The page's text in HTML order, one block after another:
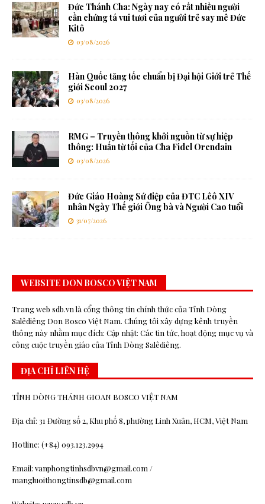
Đức Thánh Cha: Ngày nay có rất nhiều người
cần chứng tá vui tươi của người trẻ say mê Đức
Kitô
03/08/2026
Hàn Quốc tăng tốc chuẩn bị Đại hội Giới trẻ Thế
giới Seoul 2027
03/08/2026
RMG – Truyền thông khởi nguồn từ sự hiệp
thông: Huấn từ tối của Cha Fidel Orendain
03/08/2026
Đức Giáo Hoàng Sứ điệp của ĐTC Lêô XIV
nhân Ngày Thế giới Ông bà và Người Cao tuổi
31/07/2026
WEBSITE DON BOSCO VIỆT NAM
Trang web sdb.vn là cổng thông tin chính thức của Tỉnh Dòng
Salêdiêng Don Bosco Việt Nam. Chúng tôi xây dựng kênh truyền
thông này nhằm mục đích: Cập nhật: Các tin tức, hoạt động mục vụ và
công cuộc truyền giáo của Tỉnh Dòng Salêdiêng.
ĐỊA CHỈ LIÊN HỆ
TỈNH DÒNG THÁNH GIOAN BOSCO VIỆT NAM
Địa chỉ: 31 Đường số 2, Khu phố 8, phường Linh Xuân, HCM, Việt Nam
Hotline: (+84) 093.123.2994
Email: vanphongtinhsdbvn@gmail.com /
mangluoithongtinsdb@gmail.com